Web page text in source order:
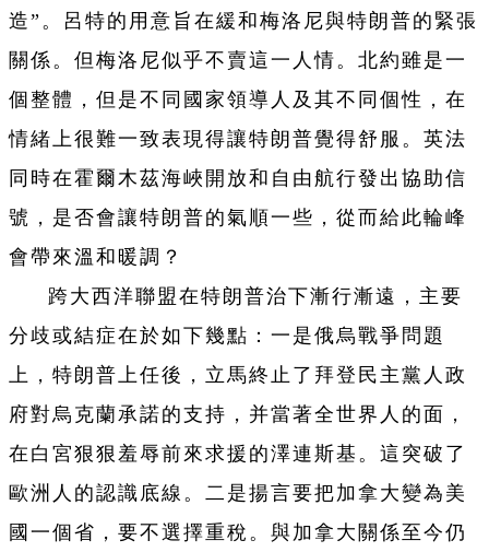
造”。呂特的用意旨在緩和梅洛尼與特朗普的緊張
關係。但梅洛尼似乎不賣這一人情。北約雖是一
個整體，但是不同國家領導人及其不同個性，在
情緒上很難一致表現得讓特朗普覺得舒服。英法
同時在霍爾木茲海峽開放和自由航行發出協助信
號，是否會讓特朗普的氣順一些，從而給此輪峰
會帶來溫和暖調？
跨大西洋聯盟在特朗普治下漸行漸遠，主要
分歧或結症在於如下幾點：一是俄烏戰爭問題
上，特朗普上任後，立馬終止了拜登民主黨人政
府對烏克蘭承諾的支持，并當著全世界人的面，
在白宮狠狠羞辱前來求援的澤連斯基。這突破了
歐洲人的認識底線。二是揚言要把加拿大變為美
國一個省，要不選擇重稅。與加拿大關係至今仍